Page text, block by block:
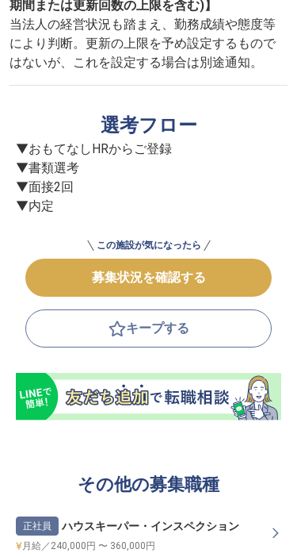
期間または更新回数の上限を含む)】
当法人の経営状況も踏まえ、勤務成績や態度等
により判断。更新の上限を予め設定するもので
はないが、これを設定する場合は別途通知。
選考フロー
▼おもてなしHRからご登録
▼書類選考
▼面接2回
▼内定
この施設が気になったら
募集状況を確認する
キープする
その他の募集職種
正社員 ハウスキーパー・インスペクション
月給／240,000円 〜 360,000円